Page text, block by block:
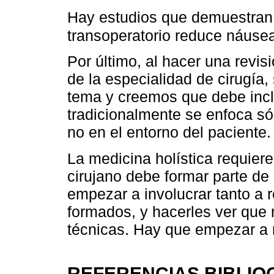
Hay estudios que
transoperatorio reduce
Por último, al hacer una
de la especialidad de
tema y creemos que debe
tradicionalmente se enfoca
no en el entorno del paciente.
La medicina holística
cirujano debe formar parte
empezar a involucrar tanto a
formados, y hacerles ver
técnicas. Hay que empezar a